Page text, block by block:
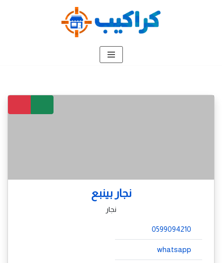
نجار بينبع
نجار
0599094210
whatsapp